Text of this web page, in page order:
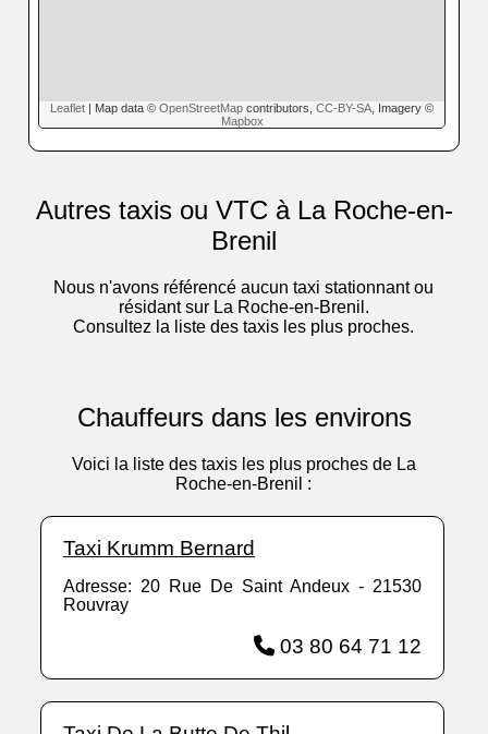
Leaflet | Map data © OpenStreetMap contributors, CC-BY-SA , Imagery ©
Mapbox
Autres taxis ou VTC à La Roche-en-
Brenil
Nous n'avons référencé aucun taxi stationnant ou
résidant sur La Roche-en-Brenil.
Consultez la liste des taxis les plus proches.
Chauffeurs dans les environs
Voici la liste des taxis les plus proches de La
Roche-en-Brenil :
Taxi Krumm Bernard
Adresse: 20 Rue De Saint Andeux - 21530
Rouvray
03 80 64 71 12